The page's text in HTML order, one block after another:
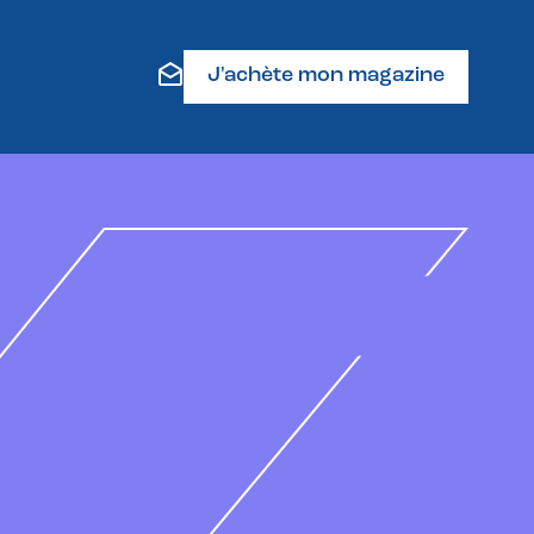
J'achète mon magazine